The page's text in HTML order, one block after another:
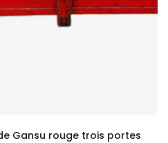
Gansu rouge trois portes